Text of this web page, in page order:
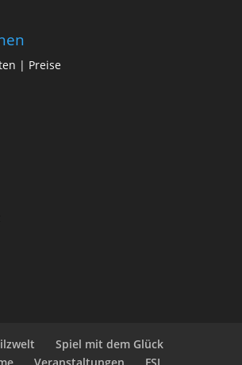
| Preise
Spiel mit dem Glück